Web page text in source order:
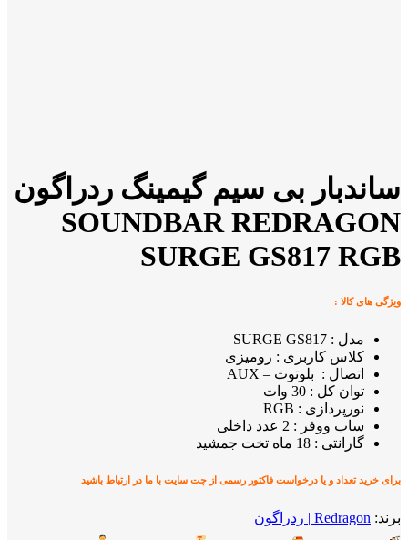
ساندبار بی سیم گیمینگ ردراگون
SOUNDBAR REDRAGON
SURGE GS817 RGB
ویژگی های کالا :
مدل : SURGE GS817
کلاس کاربری : رومیزی
اتصال : بلوتوث – AUX
توان کل : 30 وات
نورپردازی : RGB
ساب ووفر : 2 عدد داخلی
گارانتی : 18 ماه تخت جمشید
برای خرید تعداد و یا درخواست فاکتور رسمی از چت سایت با ما در ارتباط باشید
برند: Redragon | ردراگون